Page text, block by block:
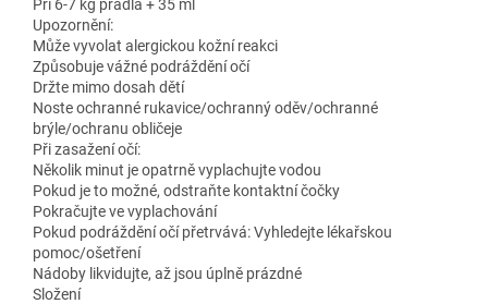
Při 6-7 kg prádla + 35 ml
Upozornění:
Může vyvolat alergickou kožní reakci
Způsobuje vážné podráždění očí
Držte mimo dosah dětí
Noste ochranné rukavice/ochranný oděv/ochranné
brýle/ochranu obličeje
Při zasažení očí:
Několik minut je opatrně vyplachujte vodou
Pokud je to možné, odstraňte kontaktní čočky
Pokračujte ve vyplachování
Pokud podráždění očí přetrvává: Vyhledejte lékařskou
pomoc/ošetření
Nádoby likvidujte, až jsou úplně prázdné
Složení